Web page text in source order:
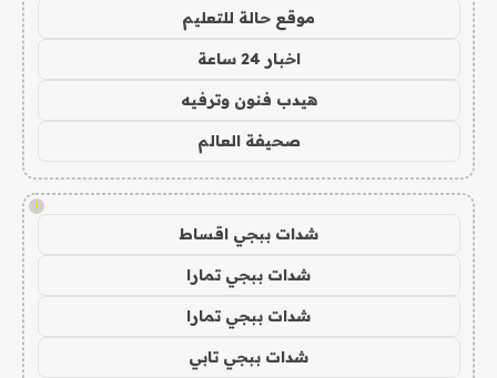
موقع حالة للتعليم
اخبار 24 ساعة
هيدب فنون وترفيه
صحيفة العالم
!
شدات ببجي اقساط
شدات ببجي تمارا
شدات ببجي تمارا
شدات ببجي تابي